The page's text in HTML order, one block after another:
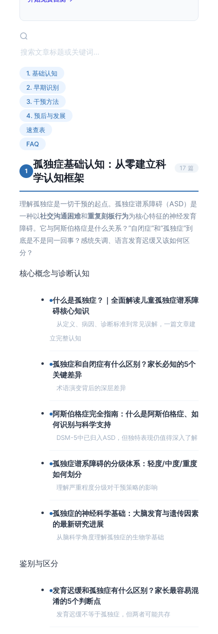
1. 基础认知
2. 早期识别
3. 干预方法
4. 预后与发展
速查表
FAQ
1
孤独症基础认知：从零建立科
学认知框架
17 篇
理解孤独症是一切干预的起点。孤独症谱系障碍（ASD）是
一种以社交沟通困难和重复刻板行为为核心特征的神经发育
障碍。它与阿斯伯格症是什么关系？”自闭症”和”孤独症”到
底是不是同一回事？感统失调、语言发育迟缓又该如何区
分？
核心概念与诊断认知
什么是孤独症？｜全面解读儿童孤独症谱系障
碍核心知识
从定义、病因、诊断标准到常见误解，一篇文章建
立完整认知
孤独症和自闭症有什么区别？家长必知的5个
关键差异
术语演变背后的深层差异
阿斯伯格症完全指南：什么是阿斯伯格症、如
何识别与科学支持
DSM-5中已归入ASD，但独特表现仍值得深入了解
孤独症谱系障碍的分级体系：轻度/中度/重度
如何划分
理解严重程度分级对干预策略的影响
孤独症的神经科学基础：大脑发育与遗传因素
的最新研究进展
从脑科学角度理解孤独症的生物学基础
鉴别与区分
发育迟缓和孤独症有什么区别？家长最容易混
淆的5个判断点
发育迟缓不等于孤独症，但两者可能共存